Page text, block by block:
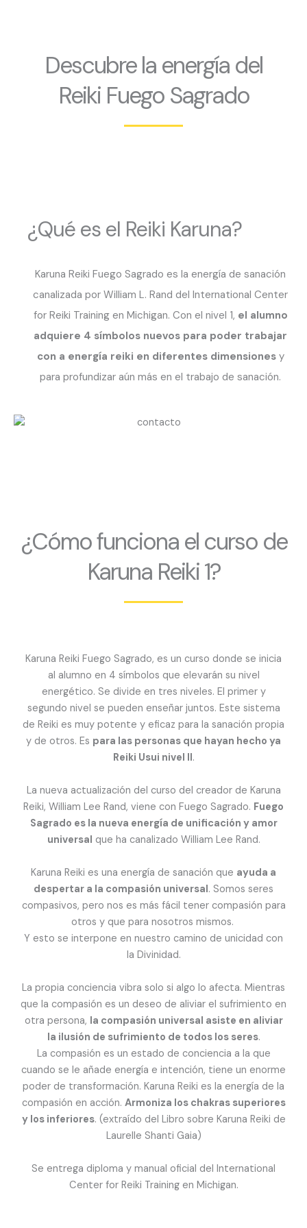
Descubre la energía del
Reiki Fuego Sagrado
¿Qué es el Reiki Karuna?
Karuna Reiki Fuego Sagrado es la energía de sanación
canalizada por William L. Rand del International Center
for Reiki Training en Michigan. Con el nivel 1, el alumno
adquiere 4 símbolos nuevos para poder trabajar
con a energía reiki en diferentes dimensionesy
para profundizar aún más en el trabajo de sanación.
¿Cómo funciona el curso de
Karuna Reiki 1?
Karuna Reiki Fuego Sagrado, es un curso donde se inicia
al alumno en 4 símbolos que elevarán su nivel
energético. Se divide en tres niveles. El primer y
segundo nivel se pueden enseñar juntos. Este sistema
de Reiki es muy potente y eficaz para la sanación propia
y de otros. Es para las personas que hayan hecho ya
Reiki Usui nivel II.
La nueva actualización del curso del creador de Karuna
Reiki, William Lee Rand, viene con Fuego Sagrado. Fuego
Sagrado es la nueva energía de unificación y amor
universal que ha canalizado William Lee Rand.
Karuna Reiki es una energía de sanación que ayuda a
despertar a la compasión universal. Somos seres
compasivos, pero nos es más fácil tener compasión para
otros y que para nosotros mismos.
Y esto se interpone en nuestro camino de unicidad con
la Divinidad.
La propia conciencia vibra solo si algo lo afecta. Mientras
que la compasión es un deseo de aliviar el sufrimiento en
otra persona, la compasión universal asiste en aliviar
la ilusión de sufrimiento de todos los seres.
La compasión es un estado de conciencia a la que
cuando se le añade energía e intención, tiene un enorme
poder de transformación. Karuna Reiki es la energía de la
compasión en acción. Armoniza los chakras superiores
y los inferiores. (extraído del Libro sobre Karuna Reiki de
Laurelle Shanti Gaia)
Se entrega diploma y manual oficial del International
Center for Reiki Training en Michigan.